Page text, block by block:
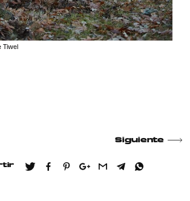
Tiwel
Siguiente